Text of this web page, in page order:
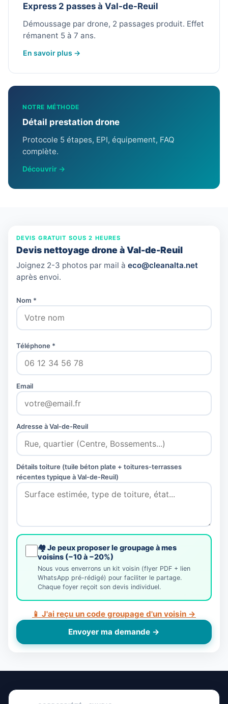
Express 2 passes à Val-de-Reuil
Démoussage par drone, 2 passages produit. Effet
rémanent 5 à 7 ans.
En savoir plus →
NOTRE MÉTHODE
Détail prestation drone
Protocole 5 étapes, EPI, équipement, FAQ
complète.
Découvrir →
DEVIS GRATUIT SOUS 2 HEURES
Devis nettoyage drone à Val-de-Reuil
Joignez 2-3 photos par mail à eco@cleanalta.net
après envoi.
Nom *
Téléphone *
Email
Adresse à Val-de-Reuil
Détails toiture (tuile béton plate + toitures-terrasses
récentes typique à Val-de-Reuil)
🏘️ Je peux proposer le groupage à mes
voisins (−10 à −20%)
Nous vous enverrons un kit voisin (flyer PDF + lien
WhatsApp pré-rédigé) pour faciliter le partage.
Chaque foyer reçoit son devis individuel.
📱 J'ai reçu un code groupage d'un voisin →
Envoyer ma demande →